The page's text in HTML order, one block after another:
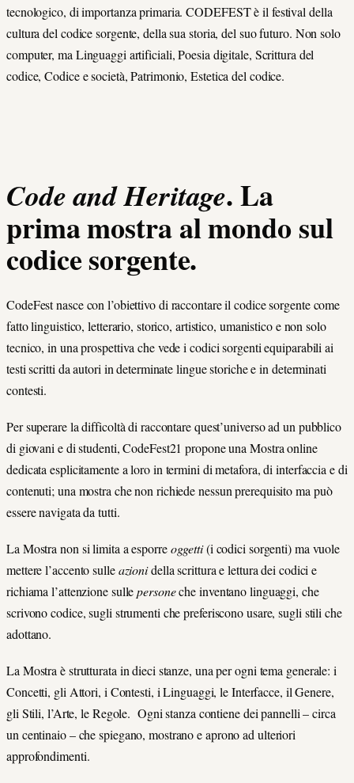
tecnologico, di importanza primaria. CODEFEST è il festival della
cultura del codice sorgente, della sua storia, del suo futuro. Non solo
computer, ma Linguaggi artificiali, Poesia digitale, Scrittura del
codice, Codice e società, Patrimonio, Estetica del codice.
Code and Heritage.La
prima mostra al mondo sul
codice sorgente.
CodeFest nasce con l’obiettivo di raccontare il codice sorgente come
fatto linguistico, letterario, storico, artistico, umanistico e non solo
tecnico, in una prospettiva che vede i codici sorgenti equiparabili ai
testi scritti da autori in determinate lingue storiche e in determinati
contesti.
Per superare la difficoltà di raccontare quest’universo ad un pubblico
di giovani e di studenti, CodeFest21 propone una Mostra online
dedicata esplicitamente a loro in termini di metafora, di interfaccia e di
contenuti; una mostra che non richiede nessun prerequisito ma può
essere navigata da tutti.
La Mostra non si limita a esporreoggetti(i codici sorgenti) ma vuole
mettere l’accento sulleazionidella scrittura e lettura dei codici e
richiama l’attenzione sullepersoneche inventano linguaggi, che
scrivono codice, sugli strumenti che preferiscono usare, sugli stili che
adottano.
La Mostra è strutturata in dieci stanze, una per ogni tema generale: i
Concetti, gli Attori, i Contesti, i Linguaggi, le Interfacce, il Genere,
gli Stili, l’Arte, le Regole. Ogni stanza contiene dei pannelli – circa
un centinaio – che spiegano, mostrano e aprono ad ulteriori
approfondimenti.